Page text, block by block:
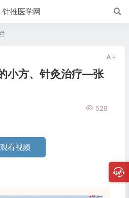
针推医学网
小方、针灸治疗—张
528
观看视频